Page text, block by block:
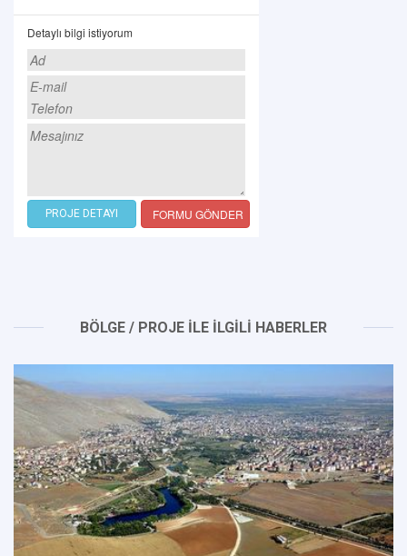
Detaylı bilgi istiyorum
PROJE DETAYI FORMU GÖNDER
BÖLGE / PROJE İLE İLGİLİ HABERLER